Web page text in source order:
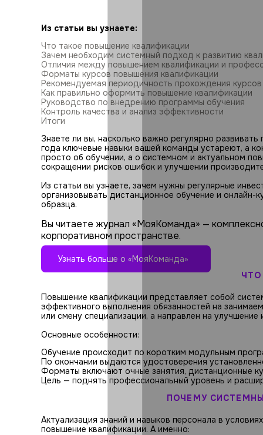
Из статьи вы узнаете:
Что такое повышение квалификации
Зачем необходим системный подход к развитию
Отличия между повышением квалификации и
Форматы курсов повышения квалификации
Рекомендуемая периодичность прохождения курсов
Как правильно оформить повышение квалификации
Руководство по внедрению программы обучения
Контроль качества и анализ эффективности
Итоги
Знаете ли вы, насколько важно регулярно
года ключевые навыки вашей команды устареют, а
просто об обучении, а о системном и актуальном
сокращении рисков ошибок и улучшении
Из статьи вы узнаете, зачем нужны регулярные
организовывать дистанционное обучение и
образца.
Вы читаете журнал «МояКоманда» —
корпоративном пространстве.
Узнать больше о «МояКоманда»
Повышение квалификации представляет собой
эффективного выполнения обязанностей на
или смену специализации, а направлен на
Основные особенности:
Обучение происходит по коротким модульным
По окончании выдаются удостоверения
Форматы включают очные занятия, дистанционные
Цель — поднять профессиональный уровень и
ПОЧЕМУ
Актуализация знаний и навыков персонала в
повышение квалификации. А именно: